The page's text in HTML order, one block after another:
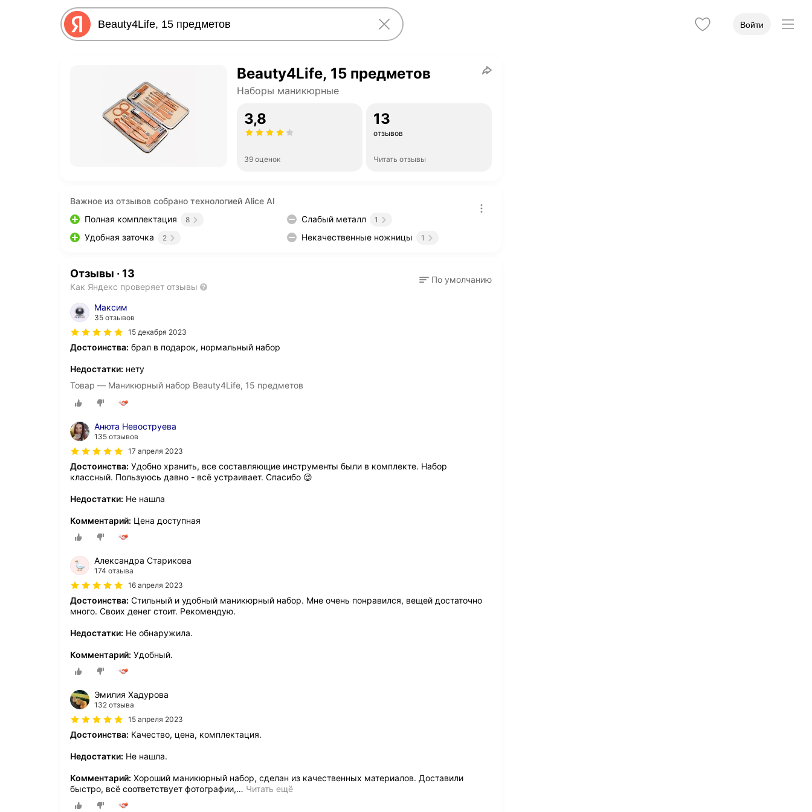
Войти
Beauty4Life, 15 предметов
Наборы маникюрные
3,8
39 оценок
13
отзывов
Читать отзывы
Важное из отзывов собрано технологией Alice AI
Полная комплектация
8
Удобная заточка 2
Слабый металл 1
Некачественные ножницы 1
Отзывы · 13
Как Яндекс проверяет отзывы
По умолчанию
Максим
35 отзывов
15 декабря 2023
Достоинства: брал в подарок, нормальный набор
Недостатки: нету
Товар — Маникюрный набор Beauty4Life, 15 предметов
Анюта Невоструева
135 отзывов
17 апреля 2023
Достоинства: Удобно хранить, все составляющие инструменты были в комплекте. Набор
классный. Пользуюсь давно - всё устраивает. Спасибо 😌
Недостатки: Не нашла
Комментарий: Цена доступная
Александра Старикова
174 отзыва
16 апреля 2023
Достоинства: Стильный и удобный маникюрный набор. Мне очень понравился, вещей достаточно
много. Своих денег стоит. Рекомендую.
Недостатки: Не обнаружила.
Комментарий: Удобный.
Эмилия Хадурова
132 отзыва
15 апреля 2023
Достоинства: Качество, цена, комплектация.
Недостатки: Не нашла.
Комментарий: Хороший маникюрный набор, сделан из качественных материалов. Доставили
быстро, всë соответствует фотографии,… Читать ещё